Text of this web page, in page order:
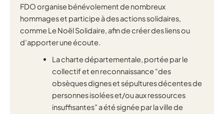
FDO organise bénévolement de nombreux
hommages et participe à des actions solidaires,
comme Le Noël Solidaire, afin de créer des liens ou
d’apporter une écoute.
La charte départementale, portée par le
collectif et en reconnaissance “des
obsèques dignes et sépultures décentes de
personnes isolées et/ou aux ressources
insuffisantes” a été signée par la ville de